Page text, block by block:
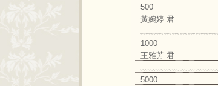
500
黃婉婷 君
1000
王雅芳 君
5000